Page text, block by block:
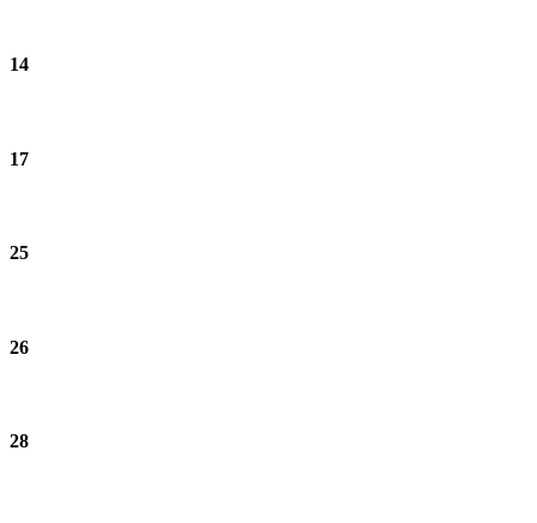
14
17
25
26
28